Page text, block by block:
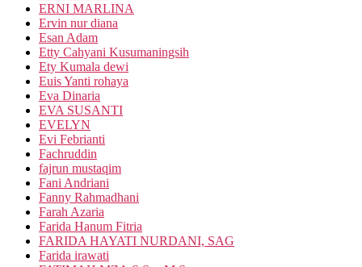
ERNI MARLINA
Ervin nur diana
Esan Adam
Etty Cahyani Kusumaningsih
Ety Kumala dewi
Euis Yanti rohaya
Eva Dinaria
EVA SUSANTI
EVELYN
Evi Febrianti
Fachruddin
fajrun mustaqim
Fani Andriani
Fanny Rahmadhani
Farah Azaria
Farida Hanum Fitria
FARIDA HAYATI NURDANI, SAG
Farida irawati